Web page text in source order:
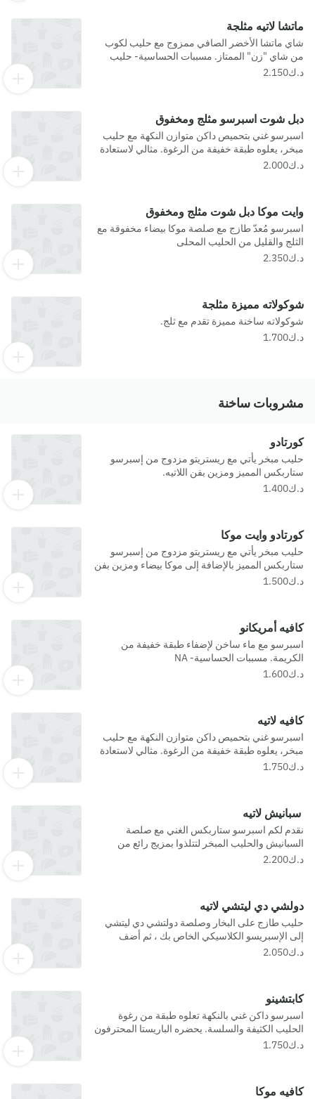
ماتشا لاتيه مثلجة
شاي ماتشا الأخضر الصافي ممزوج مع حليب لكوب
من شاي "زن" الممتاز. مسببات الحساسية- حليب
دبل شوت اسبرسو مثلج ومخفوق
اسبرسو غني بتحميص داكن متوازن النكهة مع حليب
مبخر، يعلوه طبقة خفيفة من الرغوة. مثالي لاستعادة
كامل النشاط والحيوية. مسببات الحساسية- حليب
وايت موكا دبل شوت مثلج ومخفوق
اسبرسو مُعدّ طازج مع صلصة موكا بيضاء مخفوقة مع
الثلج والقليل من الحليب المحلى
شوكولاته مميزة مثلجة
شوكولاته ساخنة مميزة تقدم مع ثلج.
مشروبات ساخنة
كورتادو
حليب مبخر يأتي مع ريستريتو مزدوج من إسبرسو
ستاربكس المميز ومزين بفن اللاتيه.
كورتادو وايت موكا
حليب مبخر يأتي مع ريستريتو مزدوج من إسبرسو
ستاربكس المميز بالإضافة إلى موكا بيضاء ومزين بفن
اللاتيه.
كافيه أمريكانو
اسبرسو مع ماء ساخن لإضفاء طبقة خفيفة من
الكريمة. مسببات الحساسية- NA
كافيه لاتيه
اسبرسو غني بتحميص داكن متوازن النكهة مع حليب
مبخر، يعلوه طبقة خفيفة من الرغوة. مثالي لاستعادة
كامل النشاط والحيوية.
سبانيش لاتيه
نقدم لكم اسبرسو ستاربكس الغني مع صلصة
السبانيش والحليب المبخر لتتلذوا بمزيج رائع من
النكهات الحلوة.
دولشي دي ليتشي لاتيه
حليب طازج على البخار وصلصة دولتشي دي ليتشي
إلى الإسبريسو الكلاسيكي الخاص بك ، ثم أضف
القليل من الكراميل.لا يمكننا أن نضمن خلو أي من
كابتشينو
اسبرسو داكن غني بالنكهة تعلوه طبقة من رغوة
الحليب الكثيفة والسلسة. يحضره الباريستا المحترفون
لدينا بطريقة خاصة لتستمتعوا بطعمه الرائع كل مرة. لا
كافيه موكا